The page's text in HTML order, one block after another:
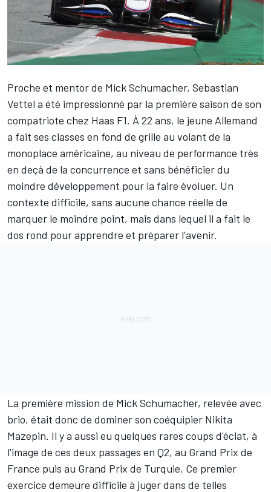
Proche et mentor de Mick Schumacher, Sebastian
Vettel a été impressionné par la première saison de son
compatriote chez Haas F1. À 22 ans, le jeune Allemand
a fait ses classes en fond de grille au volant de la
monoplace américaine, au niveau de performance très
en deçà de la concurrence et sans bénéficier du
moindre développement pour la faire évoluer. Un
contexte difficile, sans aucune chance réelle de
marquer le moindre point, mais dans lequel il a fait le
dos rond pour apprendre et préparer l'avenir.
La première mission de Mick Schumacher, relevée avec
brio, était donc de dominer son coéquipier Nikita
Mazepin. Il y a aussi eu quelques rares coups d'éclat, à
l'image de ces deux passages en Q2, au Grand Prix de
France puis au Grand Prix de Turquie. Ce premier
exercice demeure difficile à juger dans de telles